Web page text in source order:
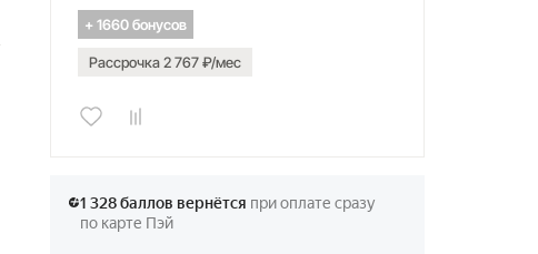
+ 1660 бонусов
Рассрочка 2 767 ₽/мес